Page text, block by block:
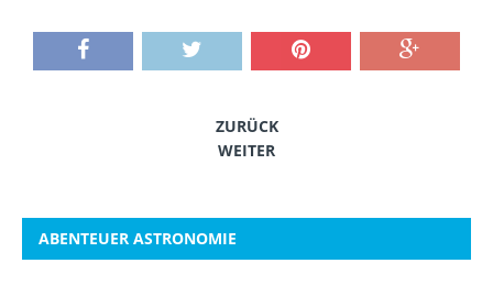
ZURÜCK
WEITER
ABENTEUER ASTRONOMIE